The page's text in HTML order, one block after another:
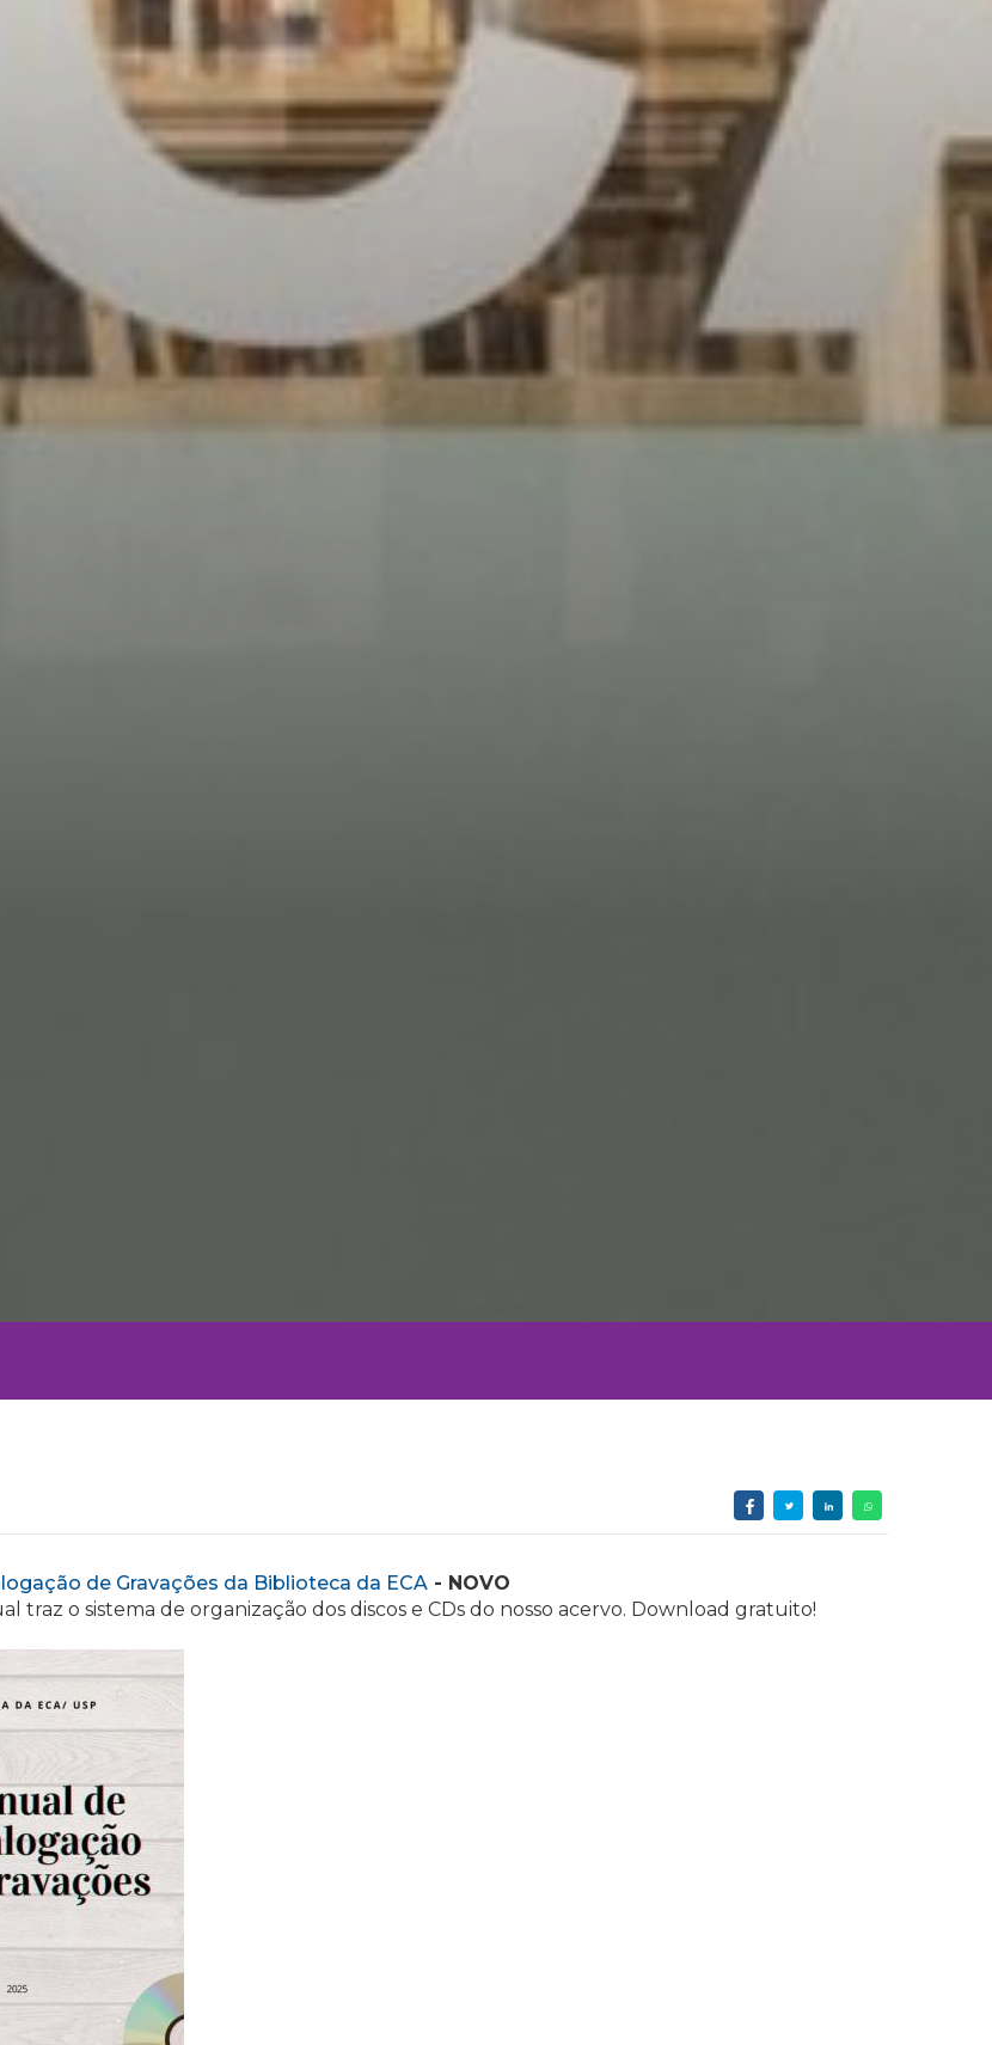
de Gravações da Biblioteca da ECA - NOVO
traz o sistema de organização dos discos e CDs do nosso acervo. Download gratuito!